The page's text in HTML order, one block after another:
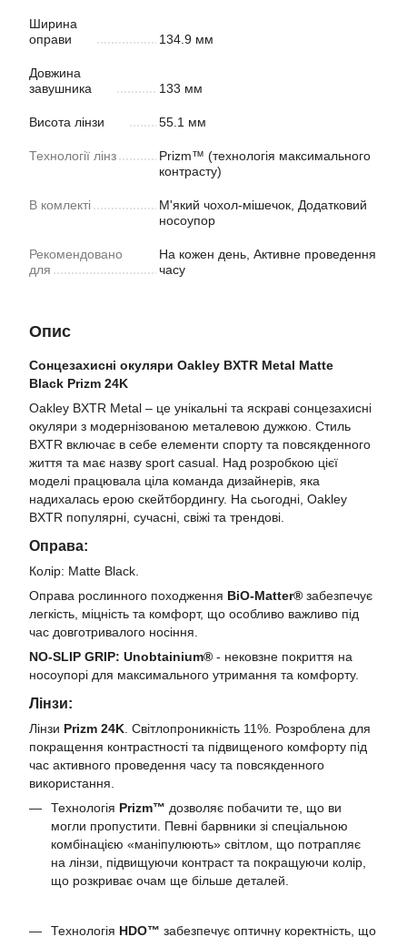
Ширина
оправи
134.9 мм
Довжина
завушника
133 мм
Висота лінзи 55.1 мм
Технології лінз
Prizm™ (технологія максимального
контрасту)
В комлекті
М'який чохол-мішечок, Додатковий
носоупор
Рекомендовано
для
На кожен день, Активне проведення
часу
Опис
Сонцезахисні окуляри Oakley BXTR Metal Matte
Black Prizm 24K
Oakley BXTR Metal – це унікальні та яскраві сонцезахисні
окуляри з модернізованою металевою дужкою. Стиль
BXTR включає в себе елементи спорту та повсякденного
життя та має назву sport casual. Над розробкою цієї
моделі працювала ціла команда дизайнерів, яка
надихалась ерою скейтбордингу. На сьогодні, Oakley
BXTR популярні, сучасні, свіжі та трендові.
Оправа:
Колір: Matte Black.
Оправа рослинного походження BiO-Matter® забезпечує
легкість, міцність та комфорт, що особливо важливо під
час довготривалого носіння.
NO-SLIP GRIP: Unobtainium® - нековзне покриття на
носоупорі для максимального утримання та комфорту.
Лінзи:
Лінзи Prizm 24K . Світлопроникність 11%. Розроблена для
покращення контрастності та підвищеного комфорту під
час активного проведення часу та повсякденного
використання.
Технологія Prizm™ дозволяє побачити те, що ви
могли пропустити. Певні барвники зі спеціальною
комбінацією «маніпулюють» світлом, що потрапляє
на лінзи, підвищуючи контраст та покращуючи колір,
що розкриває очам ще більше деталей.
Технологія HDO™ забезпечує оптичну коректність, що